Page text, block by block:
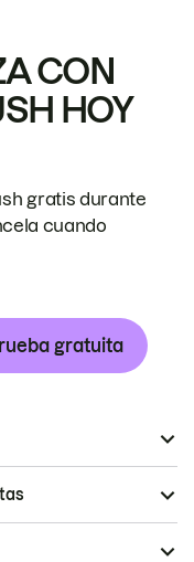
CON
HOY
gratis durante
cuando
gratuita